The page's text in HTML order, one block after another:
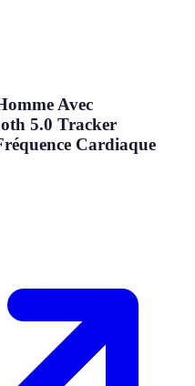
Avec
5.0 Tracker
Cardiaque